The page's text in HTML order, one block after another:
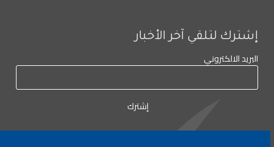
إشترك لتلقي آخر الأخبار
البريد الالكتروني